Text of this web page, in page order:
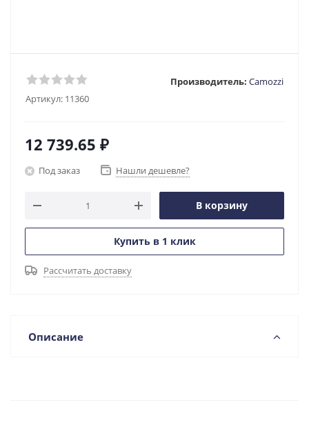
Артикул: 11360
Производитель: Camozzi
12 739.65 ₽
Под заказ Нашли дешевле?
В корзину
Купить в 1 клик
Рассчитать доставку
Описание